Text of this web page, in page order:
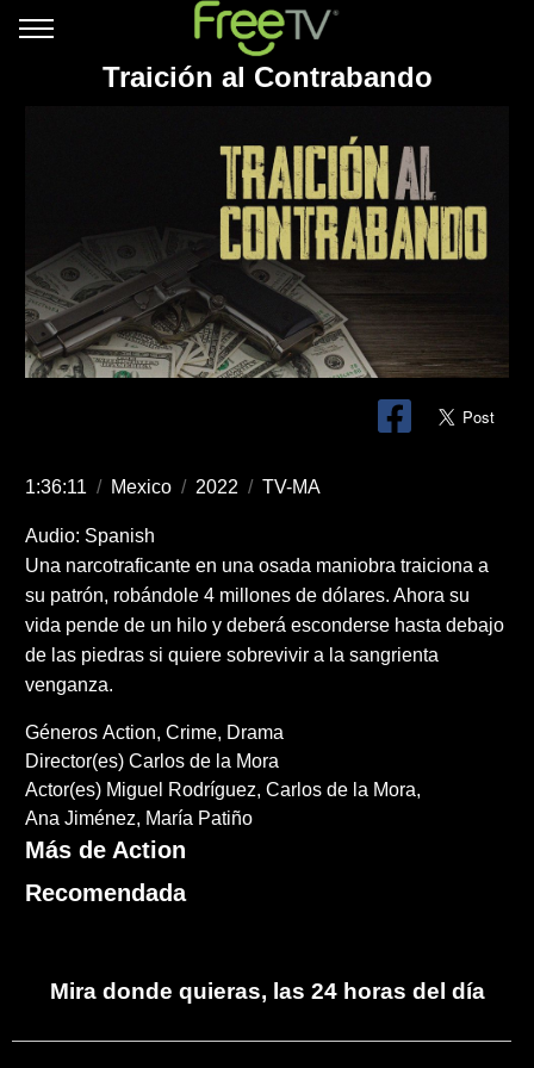
Traición al Contrabando
1:36:11 / Mexico / 2022 / TV-MA
Audio: Spanish
Una narcotraficante en una osada maniobra traiciona a
su patrón, robándole 4 millones de dólares. Ahora su
vida pende de un hilo y deberá esconderse hasta debajo
de las piedras si quiere sobrevivir a la sangrienta
venganza.
Géneros Action Crime Drama
Director(es) Carlos de la Mora
Actor(es) Miguel Rodríguez Carlos de la Mora
Ana Jiménez
María Patiño
Más de Action
Recomendada
Mira donde quieras, las 24 horas del día